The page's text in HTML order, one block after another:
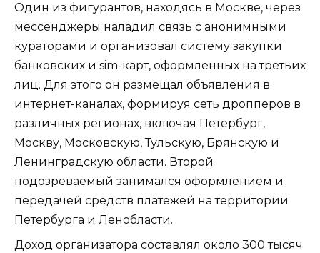
Один из фигурантов, находясь в Москве, через
мессенджеры наладил связь с анонимными
кураторами и организовал систему закупки
банковских и sim-карт, оформленных на третьих
лиц. Для этого он размещал объявления в
интернет-каналах, формируя сеть дропперов в
различных регионах, включая Петербург,
Москву, Московскую, Тульскую, Брянскую и
Ленинградскую области. Второй
подозреваемый занимался оформлением и
передачей средств платежей на территории
Петербурга и Ленобласти.
Доход организатора составлял около 300 тысяч